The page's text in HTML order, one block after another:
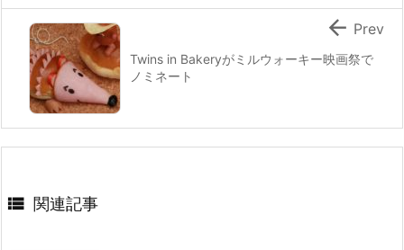
Twins in Bakeryがミルウォーキー映画祭で
ノミネート
 Prev
 関連記事